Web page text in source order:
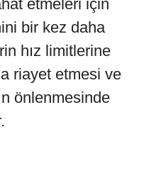
etmeleri için
bir kez daha
hız limitlerine
riayet etmesi ve
önlenmesinde